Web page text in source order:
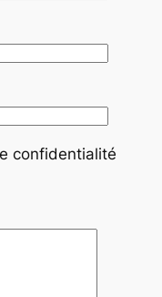
confidentialité